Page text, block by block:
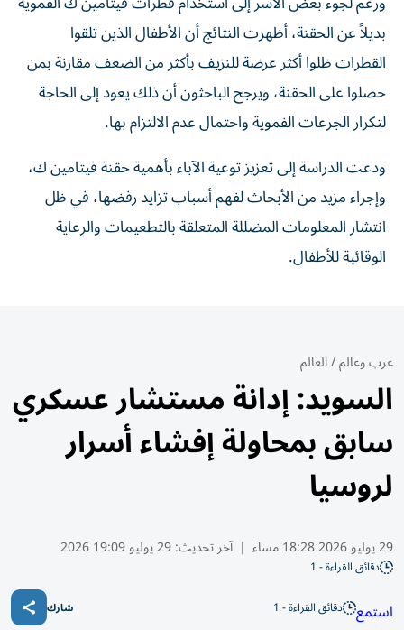
بديلاً عن الحقنة، أظهرت النتائج أن الأطفال الذين تلقوا
القطرات ظلوا أكثر عرضة للنزيف بأكثر من الضعف مقارنة بمن
حصلوا على الحقنة، ويرجح الباحثون أن ذلك يعود إلى الحاجة
لتكرار الجرعات الفموية واحتمال عدم الالتزام بها.
ودعت الدراسة إلى تعزيز توعية الآباء بأهمية حقنة فيتامين ك،
وإجراء مزيد من الأبحاث لفهم أسباب تزايد رفضها، في ظل
انتشار المعلومات المضللة المتعلقة بالتطعيمات والرعاية
الوقائية للأطفال.
عرب وعالم/العالم
السويد: إدانة مستشار عسكري
سابق بمحاولة إفشاء أسرار
لروسيا
29 يوليو 2026 18:28 مساء | آخر تحديث:29 يوليو 19:09 2026
دقائق القراءة - 1
استمع دقائق القراءة - 1 شارك